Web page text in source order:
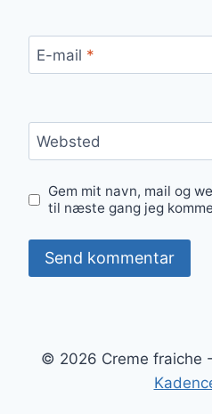
E-mail *
Websted
Gem mit navn, mail og
til næste gang jeg
© 2026 Creme fraiche